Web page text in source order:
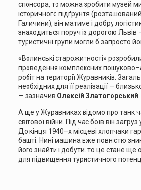
спонсора, то можна зробити музей
історичного підґрунтя
Галичини), він матиме і добру
знаходиться поруч із дорогою
туристичні групи могли б запросто
«Волинські старожитності»
проведення комплексних
робіт на території Журавників.
необхідних для її реалізації —
— зазначив Олексій Златогорський
А ще у Журавниках відомо про танк
світової війни. Під час боїв він
До кінця 1940–х місцеві хлопчаки
башті. Нині машина вже повністю
його знайти і добути, то це стане ще
для підвищення туристичного